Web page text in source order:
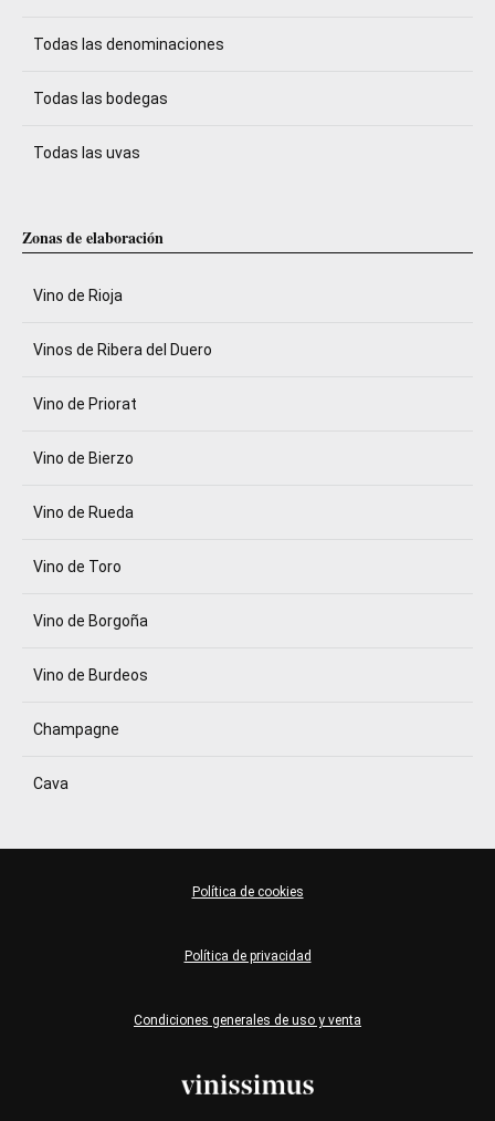
Todas las denominaciones
Todas las bodegas
Todas las uvas
Zonas de elaboración
Vino de Rioja
Vinos de Ribera del Duero
Vino de Priorat
Vino de Bierzo
Vino de Rueda
Vino de Toro
Vino de Borgoña
Vino de Burdeos
Champagne
Cava
Condiciones generales de uso y venta
Política de privacidad
Política de cookies